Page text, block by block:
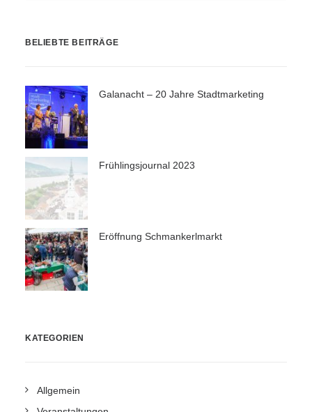
BELIEBTE BEITRÄGE
Galanacht – 20 Jahre Stadtmarketing
Frühlingsjournal 2023
Eröffnung Schmankerlmarkt
KATEGORIEN
Allgemein